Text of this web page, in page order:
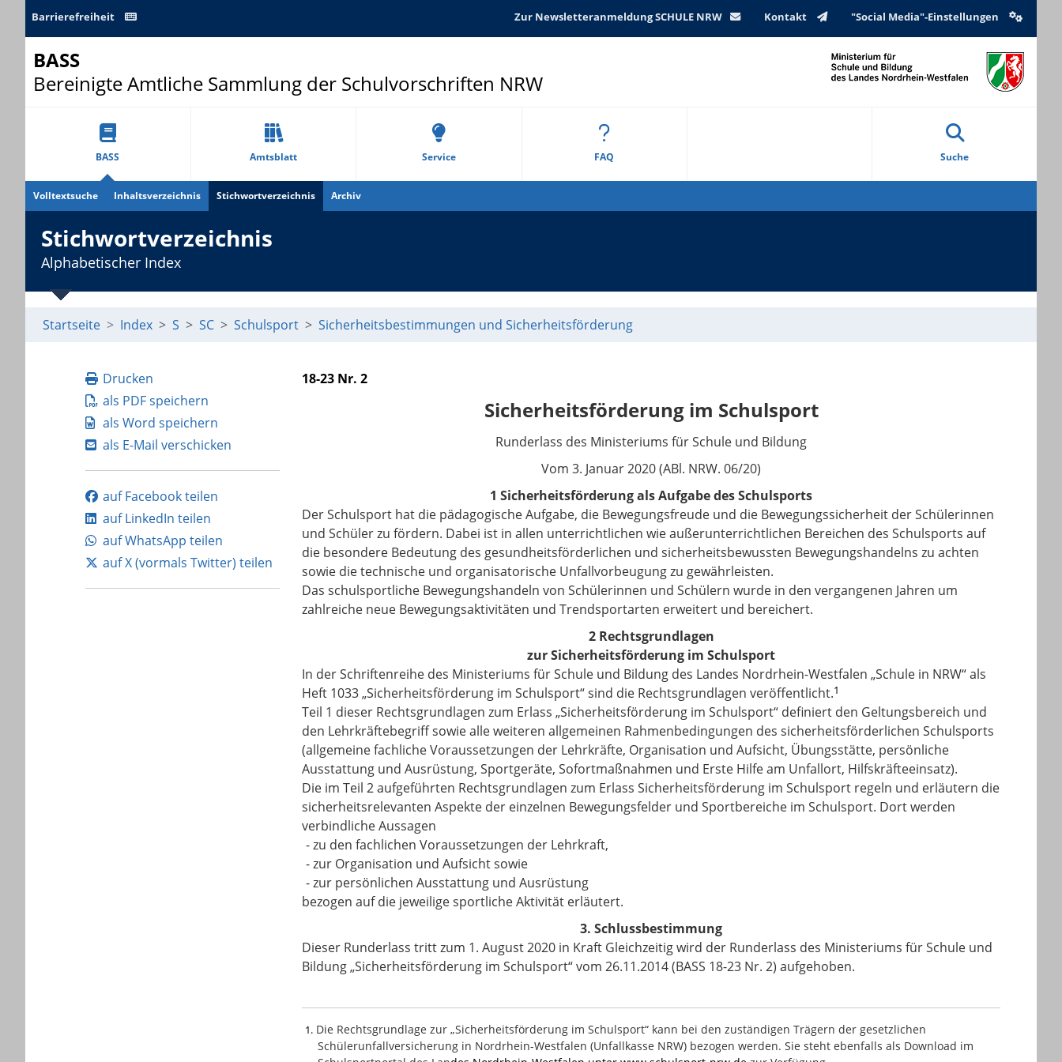
Barrierefreiheit Zur Newsletteranmeldung SCHULE NRW Kontakt "Social Media"-Einstellungen
BASS
Bereinigte Amtliche Sammlung der Schulvorschriften NRW
BASS Amtsblatt Service FAQ Suche
Volltextsuche Inhaltsverzeichnis Stichwortverzeichnis Archiv
Stichwortverzeichnis
Alphabetischer Index
Startseite Index S SC Schulsport Sicherheitsbestimmungen und Sicherheitsförderung
Drucken
als PDF speichern
als Word speichern
als E-Mail verschicken
auf Facebook teilen
auf LinkedIn teilen
auf WhatsApp teilen
auf X (vormals Twitter) teilen
18-23 Nr. 2
Sicherheitsförderung im Schulsport
Runderlass des Ministeriums für Schule und Bildung
Vom 3. Januar 2020 (ABl. NRW. 06/20)
1 Sicherheitsförderung als Aufgabe des Schulsports
Der Schulsport hat die pädagogische Aufgabe, die Bewegungsfreude und die Bewegungssicherheit der Schülerinnen
und Schüler zu fördern. Dabei ist in allen unterrichtlichen wie außerunterrichtlichen Bereichen des Schulsports auf
die besondere Bedeutung des gesundheitsförderlichen und sicherheitsbewussten Bewegungshandelns zu achten
sowie die technische und organisatorische Unfallvorbeugung zu gewährleisten.
Das schulsportliche Bewegungshandeln von Schülerinnen und Schülern wurde in den vergangenen Jahren um
zahlreiche neue Bewegungsaktivitäten und Trendsportarten erweitert und bereichert.
2 Rechtsgrundlagen
zur Sicherheitsförderung im Schulsport
In der Schriftenreihe des Ministeriums für Schule und Bildung des Landes Nordrhein-Westfalen „Schule in NRW“ als
Heft 1033 „Sicherheitsförderung im Schulsport“ sind die Rechtsgrundlagen veröffentlicht.1
Teil 1 dieser Rechtsgrundlagen zum Erlass „Sicherheitsförderung im Schulsport“ definiert den Geltungsbereich und
den Lehrkräftebegriff sowie alle weiteren allgemeinen Rahmenbedingungen des sicherheitsförderlichen Schulsports
(allgemeine fachliche Voraussetzungen der Lehrkräfte, Organisation und Aufsicht, Übungsstätte, persönliche
Ausstattung und Ausrüstung, Sportgeräte, Sofortmaßnahmen und Erste Hilfe am Unfallort, Hilfskräfteeinsatz).
Die im Teil 2 aufgeführten Rechtsgrundlagen zum Erlass Sicherheitsförderung im Schulsport regeln und erläutern die
sicherheitsrelevanten Aspekte der einzelnen Bewegungsfelder und Sportbereiche im Schulsport. Dort werden
verbindliche Aussagen
-zu den fachlichen Voraussetzungen der Lehrkraft,
-zur Organisation und Aufsicht sowie
-zur persönlichen Ausstattung und Ausrüstung
bezogen auf die jeweilige sportliche Aktivität erläutert.
3. Schlussbestimmung
Dieser Runderlass tritt zum 1. August 2020 in Kraft Gleichzeitig wird der Runderlass des Ministeriums für Schule und
Bildung „Sicherheitsförderung im Schulsport“ vom 26.11.2014 (BASS 18-23 Nr. 2) aufgehoben.
1 Die Rechtsgrundlage zur „Sicherheitsförderung im Schulsport“ kann bei den zuständigen Trägern der gesetzlichen
Schülerunfallversicherung in Nordrhein-Westfalen (Unfallkasse NRW) bezogen werden. Sie steht ebenfalls als Download im